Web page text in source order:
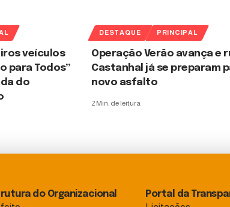
veículos
para Todos”
do
DESTAQUE PRINCIPAL
Operação Verão avança e
Castanhal já se preparam
novo asfalto
2 Min. de leitura
do Organizacional Portal da